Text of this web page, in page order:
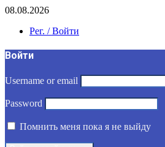
08.08.2026
Рег. / Войти
Войти
Username or email
Password
Помнить меня пока я не выйду